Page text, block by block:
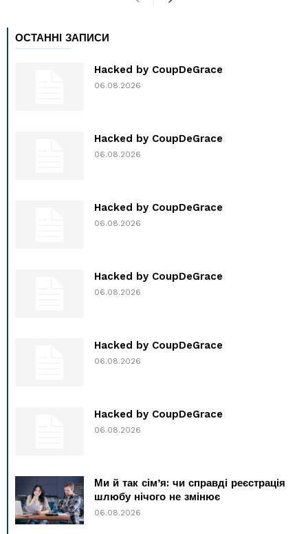
ОСТАННІ ЗАПИСИ
Hacked by CoupDeGrace
06.08.2026
Hacked by CoupDeGrace
06.08.2026
Hacked by CoupDeGrace
06.08.2026
Hacked by CoupDeGrace
06.08.2026
Hacked by CoupDeGrace
06.08.2026
Hacked by CoupDeGrace
06.08.2026
Ми й так сім’я: чи справді реєстрація
шлюбу нічого не змінює
06.08.2026